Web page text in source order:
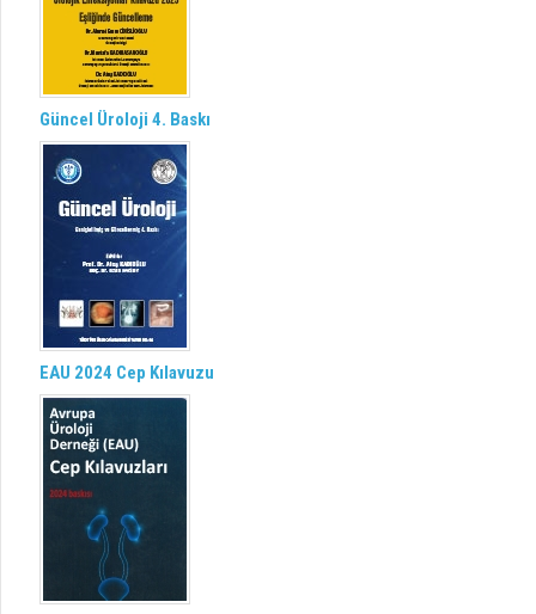
Güncel Üroloji 4. Baskı
EAU 2024 Cep Kılavuzu